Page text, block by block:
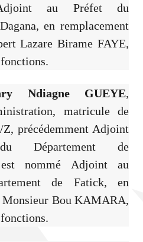
au Préfet du
en remplacement
Lazare Birame FAYE,
Ndiagne GUEYE,
matricule de
Z, précédemment Adjoint
Département de
est nommé Adjoint au
de Fatick, en
Monsieur Bou KAMARA,